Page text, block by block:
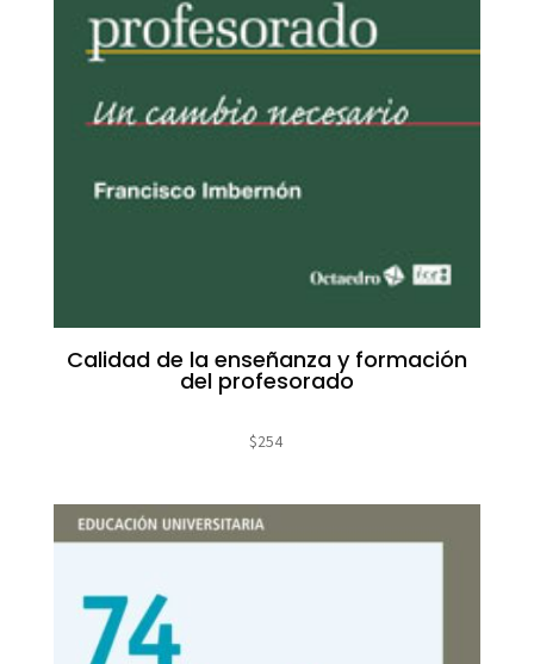
Calidad de la enseñanza y formación
del profesorado
$254